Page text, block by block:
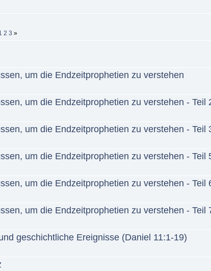
2 3 »
um die Endzeitprophetien zu verstehen
um die Endzeitprophetien zu verstehen - Teil
um die Endzeitprophetien zu verstehen - Teil
um die Endzeitprophetien zu verstehen - Teil
um die Endzeitprophetien zu verstehen - Teil
um die Endzeitprophetien zu verstehen - Teil
geschichtliche Ereignisse (Daniel 11:1-19)